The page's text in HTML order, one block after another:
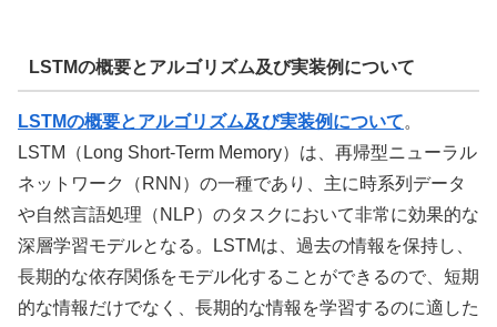
LSTMの概要とアルゴリズム及び実装例について
LSTMの概要とアルゴリズム及び実装例について。
LSTM（Long Short-Term Memory）は、再帰型ニューラル
ネットワーク（RNN）の一種であり、主に時系列データ
や自然言語処理（NLP）のタスクにおいて非常に効果的な
深層学習モデルとなる。LSTMは、過去の情報を保持し、
長期的な依存関係をモデル化することができるので、短期
的な情報だけでなく、長期的な情報を学習するのに適した